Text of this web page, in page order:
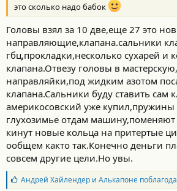
это сколько надо бабок
Головы взял за 10 две,еще 27 это
направляющие,клапана.сальники
гбц,прокладки,несколько сухарей и
клапана.Отвезу головы в
направляйки,под жидким азотом
клапана.Сальники буду ставить сам
америкосовский уже купил,пружины
глухозимье отдам
кинут новые кольца на притертые
ообщем както так.Конечно деньги
совсем другие цели.Но увы.
Б
Андрей Хайлендери Алькапоне